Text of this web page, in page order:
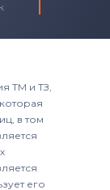
ТМ и ТЗ,
в том
его